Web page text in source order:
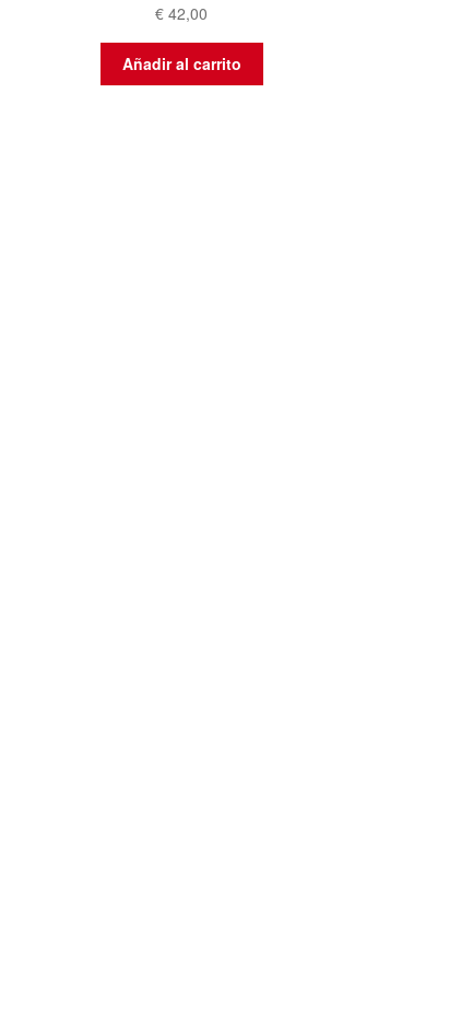
€ 42,00
Añadir al carrito